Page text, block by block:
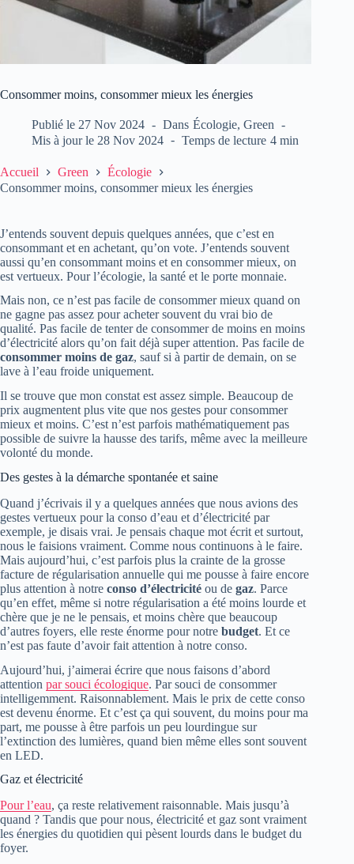
Consommer moins, consommer mieux les énergies
Publié le 27 Nov 2024 Dans Écologie, Green
Mis à jour le 28 Nov 2024 Temps de lecture 4 min
Accueil Green
Écologie
Consommer moins, consommer mieux les énergies
J’entends souvent depuis quelques années, que c’est en
consommant et en achetant, qu’on vote. J’entends souvent
aussi qu’en consommant moins et en consommer mieux, on
est vertueux. Pour l’écologie, la santé et le porte monnaie.
Mais non, ce n’est pas facile de consommer mieux quand on
ne gagne pas assez pour acheter souvent du vrai bio de
qualité. Pas facile de tenter de consommer de moins en moins
d’électricité alors qu’on fait déjà super attention. Pas facile de
consommer moins de gaz, sauf si à partir de demain, on se
lave à l’eau froide uniquement.
Il se trouve que mon constat est assez simple. Beaucoup de
prix augmentent plus vite que nos gestes pour consommer
mieux et moins. C’est n’est parfois mathématiquement pas
possible de suivre la hausse des tarifs, même avec la meilleure
volonté du monde.
Des gestes à la démarche spontanée et saine
Quand j’écrivais il y a quelques années que nous avions des
gestes vertueux pour la conso d’eau et d’électricité par
exemple, je disais vrai. Je pensais chaque mot écrit et surtout,
nous le faisions vraiment. Comme nous continuons à le faire.
Mais aujourd’hui, c’est parfois plus la crainte de la grosse
facture de régularisation annuelle qui me pousse à faire encore
plus attention à notre conso d’électricité ou de gaz. Parce
qu’en effet, même si notre régularisation a été moins lourde et
chère que je ne le pensais, et moins chère que beaucoup
d’autres foyers, elle reste énorme pour notre budget. Et ce
n’est pas faute d’avoir fait attention à notre conso.
Aujourd’hui, j’aimerai écrire que nous faisons d’abord
attention par souci écologique. Par souci de consommer
intelligemment. Raisonnablement. Mais le prix de cette conso
est devenu énorme. Et c’est ça qui souvent, du moins pour ma
part, me pousse à être parfois un peu lourdingue sur
l’extinction des lumières, quand bien même elles sont souvent
en LED.
Gaz et électricité
Pour l’eau, ça reste relativement raisonnable. Mais jusqu’à
quand ? Tandis que pour nous, électricité et gaz sont vraiment
les énergies du quotidien qui pèsent lourds dans le budget du
foyer.